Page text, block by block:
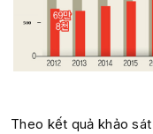
Theo kết quả khảo